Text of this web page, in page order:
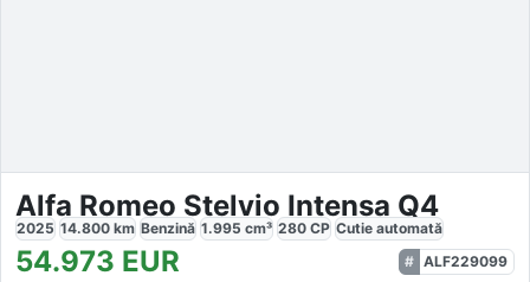
Alfa Romeo Stelvio Intensa Q4
2025 14.800 km Benzină 1.995 cm³ 280 CP Cutie automată
54.973 EUR
ALF229099